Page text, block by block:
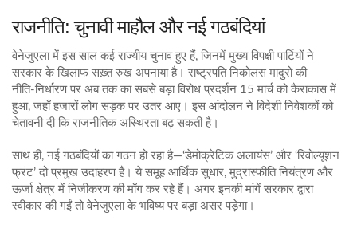
राजनीति: चुनावी माहौल और नई गठबंदियां
वेनेजुएला में इस साल कई राज्यीय चुनाव हुए हैं, जिनमें मुख्य विपक्षी पार्टियों ने
सरकार के खिलाफ सख़्त रुख अपनाया है। राष्ट्रपति निकोलस मादुरो की
नीति‑निर्धारण पर अब तक का सबसे बड़ा विरोध प्रदर्शन 15 मार्च को कैराकास में
हुआ, जहाँ हजारों लोग सड़क पर उतर आए। इस आंदोलन ने विदेशी निवेशकों को
चेतावनी दी कि राजनीतिक अस्थिरता बढ़ सकती है।
साथ ही, नई गठबंदियों का गठन हो रहा है—‘डेमोक्रेटिक अलायंस’ और ‘रिवोल्यूशन
फ्रंट’ दो प्रमुख उदाहरण हैं। ये समूह आर्थिक सुधार, मुद्रास्फीति नियंत्रण और
ऊर्जा क्षेत्र में निजीकरण की माँग कर रहे हैं। अगर इनकी मांगें सरकार द्वारा
स्वीकार की गईं तो वेनेजुएला के भविष्य पर बड़ा असर पड़ेगा।